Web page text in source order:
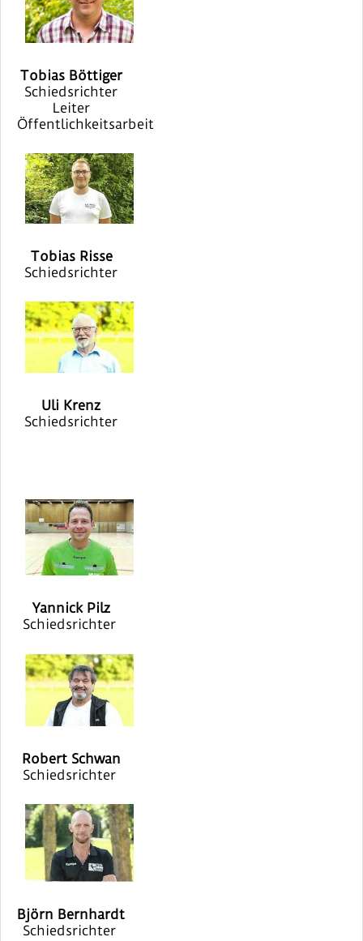
Tobias Böttiger
Schiedsrichter
Leiter
Öffentlichkeitsarbeit
Tobias Risse
Schiedsrichter
Uli Krenz
Schiedsrichter
Yannick Pilz
Schiedsrichter
Robert Schwan
Schiedsrichter
Björn Bernhardt
Schiedsrichter